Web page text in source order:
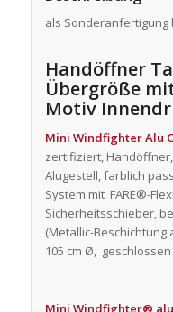
als Sonderanfertigung
Handöffner
Übergröße
Motiv
Mini Windfighter Alu
zertifiziert,
Alugestell, farblich
System mit FARE®-
Sicherheitsschieber,
(Metallic-Beschichtung
105 cm Ø, geschlossen
—
Mini Windfighter®